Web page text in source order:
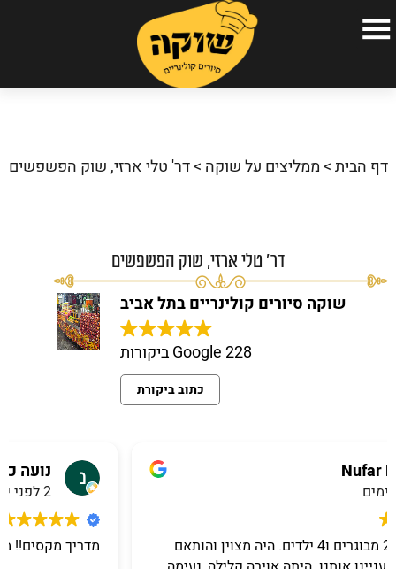
אודות
כתבו עלינו
שאלות ותשובות
המלצות
צור קשר
דף הבית>ממליצים על שוקה >דר' טלי ארזי, שוק הפשפשים
דר' טלי ארזי, שוק הפשפשים
שוקה סיורים קולינריים בתל אביב
228 Google ביקורות
כתוב ביקורת
מדריך מקסים!! ממש מומלץ